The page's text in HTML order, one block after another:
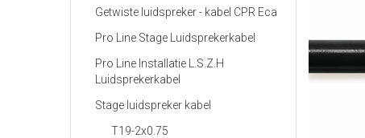
Getwiste luidspreker - kabel CPR Eca
Pro Line Stage Luidsprekerkabel
Pro Line Installatie L.S.Z.H
Luidsprekerkabel
Stage luidspreker kabel
T19-2x0.75